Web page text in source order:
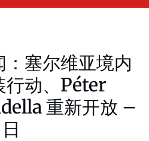
塞尔维亚境内
行动、Péter
重新开放 –